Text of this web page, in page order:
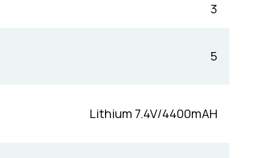
3
5
Lithium 7.4V/4400mAH